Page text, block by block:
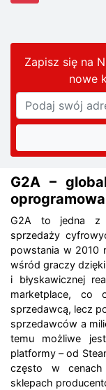
Zapisz się na
nowe
G2A –
G2A to jedna z
sprzedaży
powstania w 2010
wśród graczy
i błyskawicznej
marketplace, co
sprzedawcą, lecz
sprzedawców a
temu możliwe
platformy – od
często w
sklepach